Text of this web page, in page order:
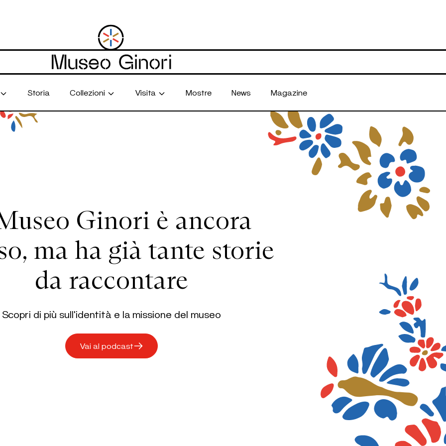
Storia Collezioni Visita Mostre News Magazine
Ginori è ancora
ma ha già tante storie
da raccontare
Scopri di più sull'identità e la missione del museo
Vai al podcast